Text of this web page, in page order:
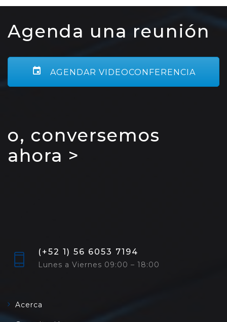
Agenda una reunión
AGENDAR VIDEOCONFERENCIA
o, conversemos
ahora >
(+52 1) 56 6053 7194
Lunes a Viernes 09:00 – 18:00
Acerca